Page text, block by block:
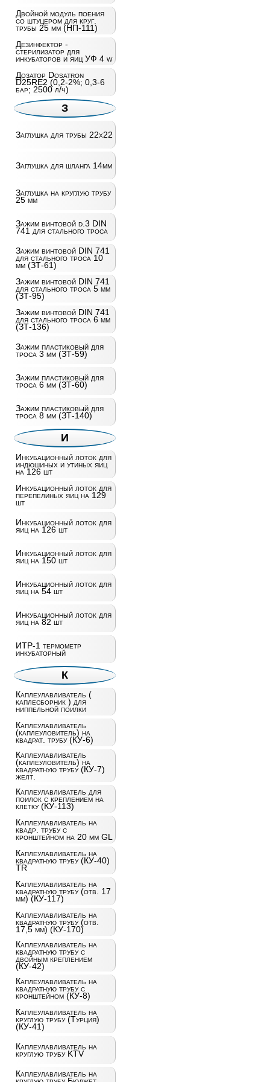
Двойной модуль поения
со штуцером для круг.
трубы 25 мм (НП-111)
Дезинфектор -
стерилизатор для
инкубаторов и яиц УФ 4 w
Дозатор Dosatron
D25RE2 (0,2-2%; 0,3-6
бар; 2500 л/ч)
З
Заглушка для трубы 22х22
Заглушка для шланга 14мм
Заглушка на круглую трубу
25 мм
Зажим винтовой d.3 DIN
741 для стального троса
Зажим винтовой DIN 741
для стального троса 10
мм (ЗТ-61)
Зажим винтовой DIN 741
для стального троса 5 мм
(ЗТ-95)
Зажим винтовой DIN 741
для стального троса 6 мм
(ЗТ-136)
Зажим пластиковый для
троса 3 мм (ЗТ-59)
Зажим пластиковый для
троса 6 мм (ЗТ-60)
Зажим пластиковый для
троса 8 мм (ЗТ-140)
И
Инкубационный лоток для
индюшиных и утиных яиц
на 126 шт
Инкубационный лоток для
перепелиных яиц на 129
шт
Инкубационный лоток для
яиц на 126 шт
Инкубационный лоток для
яиц на 150 шт
Инкубационный лоток для
яиц на 54 шт
Инкубационный лоток для
яиц на 82 шт
ИТР-1 термометр
инкубаторный
К
Каплеулавливатель (
каплесборник ) для
ниппельной поилки
Каплеулавливатель
(каплеуловитель) на
квадрат. трубу (КУ-6)
Каплеулавливатель
(каплеуловитель) на
квадратную трубу (КУ-7)
желт.
Каплеулавливатель для
поилок с креплением на
клетку (КУ-113)
Каплеулавливатель на
квадр. трубу с
кронштейном на 20 мм GL
Каплеулавливатель на
квадратную трубу (КУ-40)
TR
Каплеулавливатель на
квадратную трубу (отв. 17
мм) (КУ-117)
Каплеулавливатель на
квадратную трубу (отв.
17,5 мм) (КУ-170)
Каплеулавливатель на
квадратную трубу с
двойным креплением
(КУ-42)
Каплеулавливатель на
квадратную трубу с
кронштейном (КУ-8)
Каплеулавливатель на
круглую трубу (Турция)
(КУ-41)
Каплеулавливатель на
круглую трубу KTV
Каплеулавливатель на